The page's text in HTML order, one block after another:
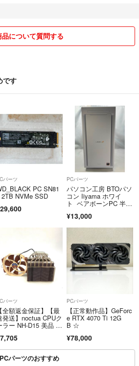
の売上が残らないこともあるので商品×50円
てほしい方はおっしゃっていただければでき
め変更になる場合もございます。
で発送しますので完璧を求める方はご遠慮く
真にある外箱などは発送しない場合がござい
いますのでご了承の上ご購入お願いします。
記の限りではございません。
品について質問する
です
パーツ
PC SN81
NVMe SSD
PCパーツ
パソコン工房 BTOパソ
コン Iiyama ホワイ
ト ベアボーンPC 半完
¥13,000
パーツ
【全額返金保証】【最
発送】noctua CPUク
ラー NH-D15 美品 動
PCパーツ
【正常動作品】GeForc
e RTX 4070 Ti 12G
B ☆
¥78,000
PCパーツのおすすめ